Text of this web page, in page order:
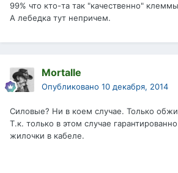
99% что кто-та так "качественно"
А лебедка тут непричем.
Mortalle
Опубликовано 10 декабря, 2014
Силовые? Ни в коем случае. Только
Т.к. только в этом случае
жилочки в кабеле.